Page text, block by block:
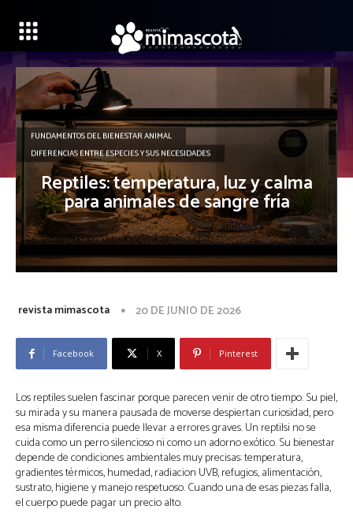
FUNDAMENTOS DEL BIENESTAR ANIMAL
DIFERENCIAS ENTRE ESPECIES Y SUS NECESIDADES
Reptiles: temperatura, luz y calma
para animales de sangre fría
revista mimascota 20 DE JUNIO DE 2026
Facebook X Pinterest
Los reptiles suelen fascinar porque parecen venir de otro tiempo. Su piel,
su mirada y su manera pausada de moverse despiertan curiosidad, pero
esa misma diferencia puede llevar a errores graves. Un reptilsi no se
cuida como un perro silencioso ni como un adorno exótico. Su bienestar
depende de condiciones ambientales muy precisas: temperatura,
gradientes térmicos, humedad, radiacion UVB, refugios, alimentación,
sustrato, higiene y manejo respetuoso. Cuando una de esas piezas falla,
el cuerpo puede pagar un precio alto.